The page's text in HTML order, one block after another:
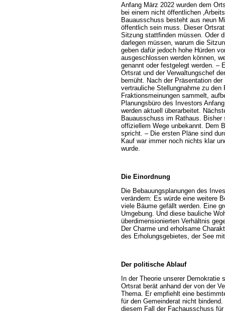
Anfang März 2022 wurden dem
bei einem nicht öffentlichen
Bauausschuss besteht aus neun
öffentlich sein muss. Dieser
Sitzung stattfinden müssen. Oder
darlegen müssen, warum die
geben dafür jedoch hohe Hürden
ausgeschlossen werden können,
genannt oder festgelegt werden. –
Ortsrat und der Verwaltungschef
bemüht. Nach der Präsentation
vertrauliche Stellungnahme zu
Fraktionsmeinungen sammelt,
Planungsbüro des Investors
werden aktuell überarbeitet.
Bauausschuss im Rathaus. Bisher
offiziellem Wege unbekannt. Dem
spricht. – Die ersten Pläne sind
Kauf war immer noch nichts klar
wurde.
Die Einordnung
Die Bebauungsplanungen des
verändern: Es würde eine weitere
viele Bäume gefällt werden. Eine
Umgebung. Und diese bauliche
überdimensionierten Verhältnis
Der Charme und erholsame
des Erholungsgebietes, der See
Der politische Ablauf
In der Theorie unserer Demokratie
Ortsrat berät anhand der von der
Thema. Er empfiehlt eine
für den Gemeinderat nicht
diesem Fall der Fachausschuss